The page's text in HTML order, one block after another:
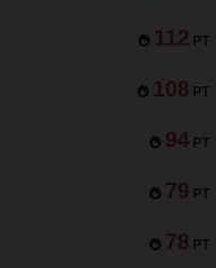
112 PT
108 PT
94 PT
79 PT
78 PT